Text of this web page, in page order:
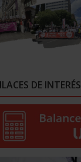
DE INTERÉS